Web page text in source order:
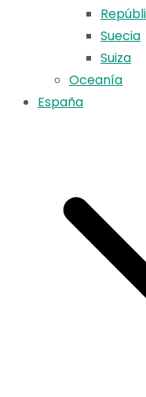
Suecia
Suiza
Oceanía
España